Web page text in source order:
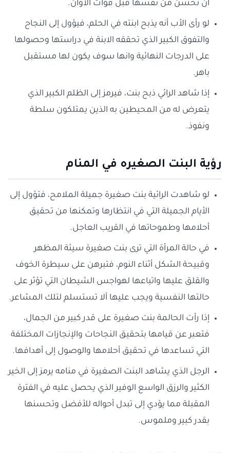
أن تحسن من نفسها قبل فوات الأوان.
لو رأى الأب أنه يذبح ابنته في الحلم، فيؤول إلى النجاح
والتفوق الكبير الذي تحققه الابنة في دراستها وحصولها
على الدرجات النهائية وانها سوف يكون لها مستقبل
باهر.
إذا شاهد الرائي ذبح بنت، فيرمز إلى الظلم الكبير الذي
يتعرض له من المحيطين به الذين يمتلكون سلطة
ونفوذ.
رؤية البنت الصغيره في المنام
لو شاهدت الرائية بنت صغيرة جميلة الملامح، فتؤول إلى
الأيام الجميلة التي في انتظارها وتمكنها من تحقيق
أحلامها وطموحاتها في القريب العاجل.
في حالة المرأة التي ترى بنت صغيرة سيئة المظهر
وقبيحة الشكل أثناء النوم، فتبرهن على سيطرة الخوف
والقلق عليها واتباعها لهواجس الشيطان التي تؤثر على
حالتها النفسية ويجب عليها ألا تستسلم لتلك المشاعر.
إذا رأت الحالمة بنت صغيرة على قدر كبير من الجمال،
فتعبر عن قيامها بتحقيق النجاحات والإنجازات المختلفة
التي تساعدها في تحقيق أحلامها والوصول إلى أهدافها.
الرجل الذي يشاهد البنت الصغيرة في منامه يرمز إلى الخير
الكثير والرزق الواسع الوفير الذي يحصل عليه في الفترة
المقبلة مما يؤدي إلى تبدل أحواله للأفضل وتحسنها
بقدر كبير وملموس.